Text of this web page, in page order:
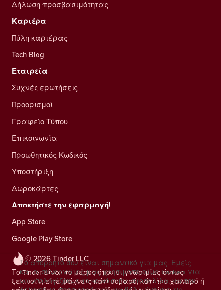
© 2026 Tinder LLC
Το Tinder είναι το μέρος όπου οι γνωριμίες όντως
ξεκινούν, είτε ψάχνεις κάτι σοβαρό, κάτι πιο χαλαρό ή
Δήλωση προσβασιμότητας
Καριέρα
Πύλη καριέρας
Tech Blog
Εταιρεία
Συχνές ερωτήσεις
Προορισμοί
Γραφείο Τύπου
Επικοινωνία
Προωθητικός Κωδικός
Υποστήριξη
Δωροκάρτες
Αποκτήστε την εφαρμογή!
App Store
Google Play Store
Το απόρρητό σου είναι σημαντικό για μας. Εμείς
και οι συνεργάτες μας χρησιμοποιούμε trackers για
να υπολογίζουμε το κοινό στην ιστοσελίδα, να σου